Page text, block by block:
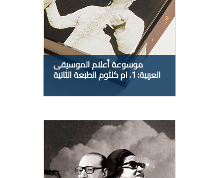
موسوعة أعلام الموسيقى
العربية: 1. ام كلثوم الطبعة الثانية